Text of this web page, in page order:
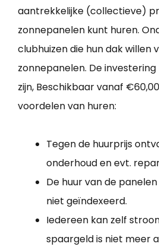
aantrekkelijke (collectieve)
zonnepanelen kunt huren.
clubhuizen die hun dak willen
zonnepanelen. De
zijn, Beschikbaar vanaf
voordelen van huren:
Tegen de huurprijs
onderhoud en evt.
De huur van de
niet geïndexeerd.
Iedereen kan zelf
spaargeld is niet meer